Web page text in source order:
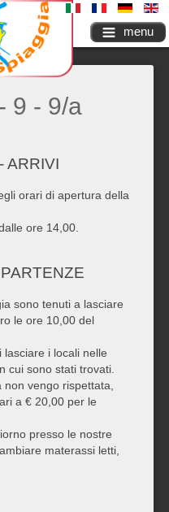
menu
9 - 9/a
ARRIVI
orari di apertura della
ore 14,00.
sono tenuti a lasciare
le ore 10,00 del
lasciare i locali nelle
cui sono stati trovati.
non vengo rispettata,
a € 20,00 per le
presso le nostre
materassi letti,